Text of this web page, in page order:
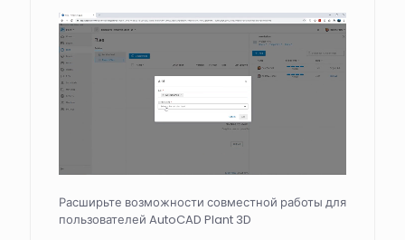
Расширьте возможности совместной работы для
пользователей AutoCAD Plant 3D